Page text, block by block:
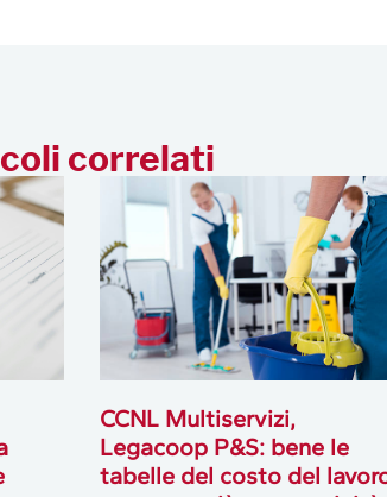
correlati
CCNL Multiservizi,
Legacoop P&S: bene le
tabelle del costo del